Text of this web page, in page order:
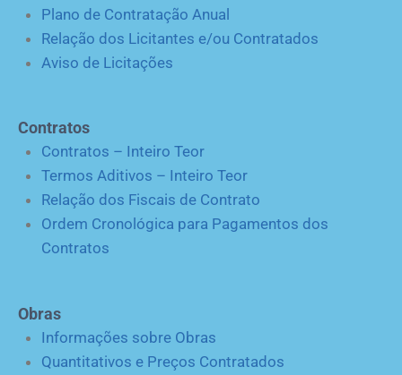
Plano de Contratação Anual
Relação dos Licitantes e/ou Contratados
Aviso de Licitações
Contratos
Contratos – Inteiro Teor
Termos Aditivos – Inteiro Teor
Relação dos Fiscais de Contrato
Ordem Cronológica para Pagamentos dos
Contratos
Obras
Informações sobre Obras
Quantitativos e Preços Contratados